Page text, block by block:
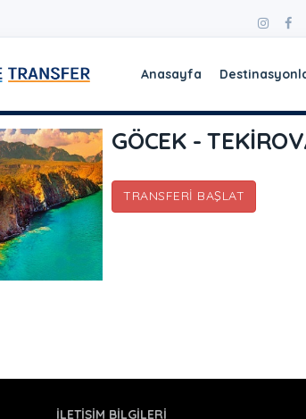
Anasayfa
GÖCEK -
TRANSFERI BAŞLAT
İLETİŞİM BİLGİLERİ